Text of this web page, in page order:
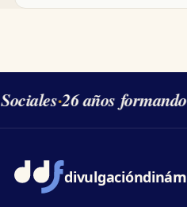
·26 años
divulgación